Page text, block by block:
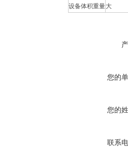
设备体积重量大
您的
您的
联系